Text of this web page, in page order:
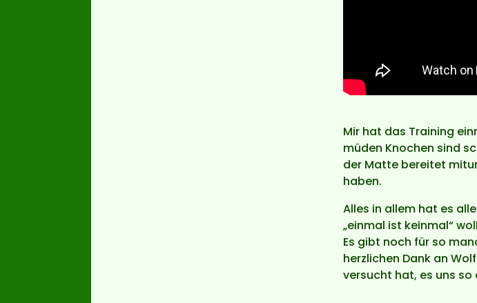
Mir hat das Training
müden Knochen sind
der Matte bereitet
haben.
Alles in allem hat es
„einmal ist keinmal“
Es gibt noch für so
herzlichen Dank an
versucht hat, es uns